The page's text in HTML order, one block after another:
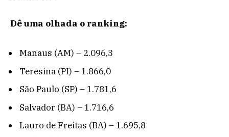
Dê uma olhada o ranking:
Manaus (AM) – 2.096,3
Teresina (PI) – 1.866,0
São Paulo (SP) – 1.781,6
Salvador (BA) – 1.716,6
Lauro de Freitas (BA) – 1.695,8